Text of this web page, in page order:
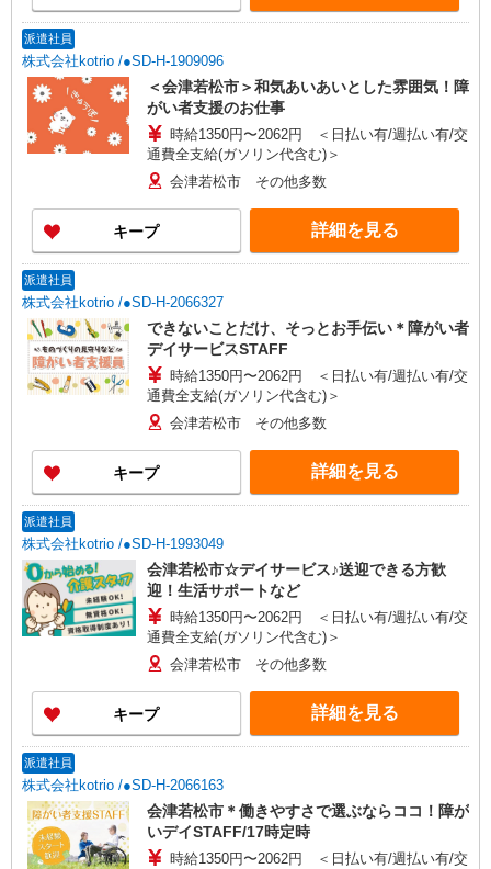
派遣社員
株式会社kotrio /●SD-H-1909096
＜会津若松市＞和気あいあいとした雰囲気！障
がい者支援のお仕事
時給1350円〜2062円 ＜日払い有/週払い有/交
通費全支給(ガソリン代含む)＞
会津若松市 その他多数
キープ 詳細を見る
派遣社員
株式会社kotrio /●SD-H-2066327
できないことだけ、そっとお手伝い＊障がい者
デイサービスSTAFF
時給1350円〜2062円 ＜日払い有/週払い有/交
通費全支給(ガソリン代含む)＞
会津若松市 その他多数
キープ 詳細を見る
派遣社員
株式会社kotrio /●SD-H-1993049
会津若松市☆デイサービス♪送迎できる方歓
迎！生活サポートなど
時給1350円〜2062円 ＜日払い有/週払い有/交
通費全支給(ガソリン代含む)＞
会津若松市 その他多数
キープ 詳細を見る
派遣社員
株式会社kotrio /●SD-H-2066163
会津若松市＊働きやすさで選ぶならココ！障が
いデイSTAFF/17時定時
時給1350円〜2062円 ＜日払い有/週払い有/交